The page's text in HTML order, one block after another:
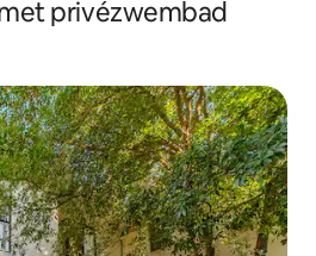
privézwembad